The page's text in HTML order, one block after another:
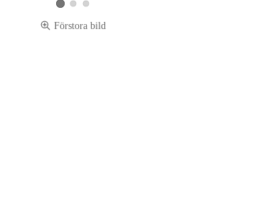
Visa produktbild 1
Visa produktbild 2
Visa produktbild 3
Förstora bild